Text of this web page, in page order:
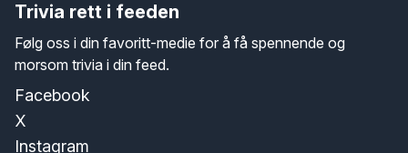
Trivia rett i feeden
Følg oss i din favoritt-medie for å få spennende og
morsom trivia i din feed.
Facebook
X
Instagram